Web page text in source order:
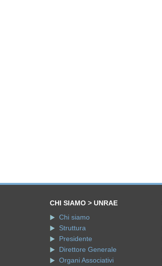
CHI SIAMO > UNRAE
Chi siamo
Struttura
Presidente
Direttore Generale
Organi Associativi